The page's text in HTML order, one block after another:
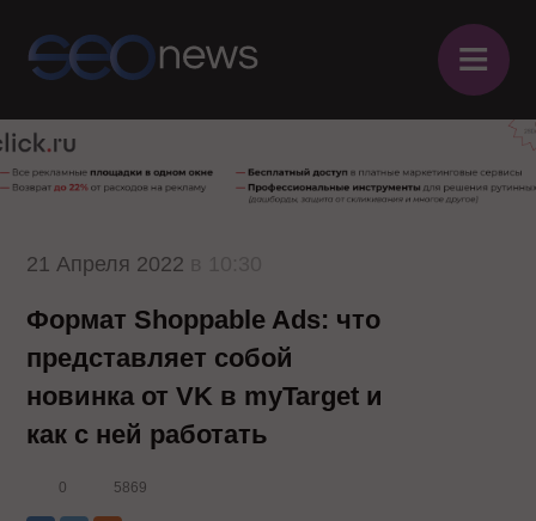
≡
21 Апреля 2022
Формат Shoppable Ads: что
представляет собой
новинка от VK в myTarget и
как с ней работать
0 5869